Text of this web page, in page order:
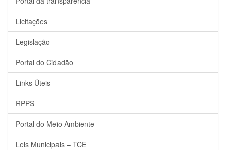
Licitações
Legislação
Portal do Cidadão
Links Úteis
RPPS
Portal do Meio Ambiente
Leis Municipais – TCE